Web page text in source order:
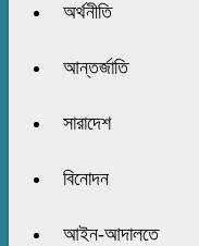
অর্থনীতি
আন্তর্জাতি
সারাদেশ
বিনোদন
আইন-আদালতে